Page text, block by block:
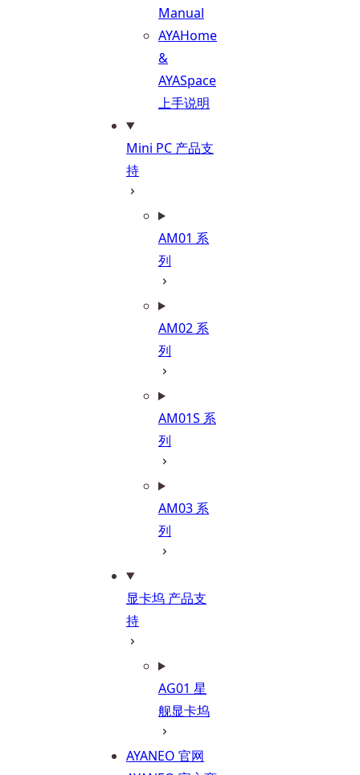
Manual
AYAHome
&
AYASpace
上手说明
Mini PC 产品支
持
AM01 系
列
AM02 系
列
AM01S 系
列
AM03 系
列
显卡坞 产品支
持
AG01 星
舰显卡坞
AYANEO 官网